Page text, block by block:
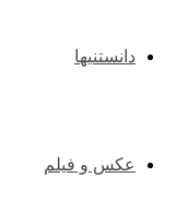
دانستنیها
عکس و فیلم